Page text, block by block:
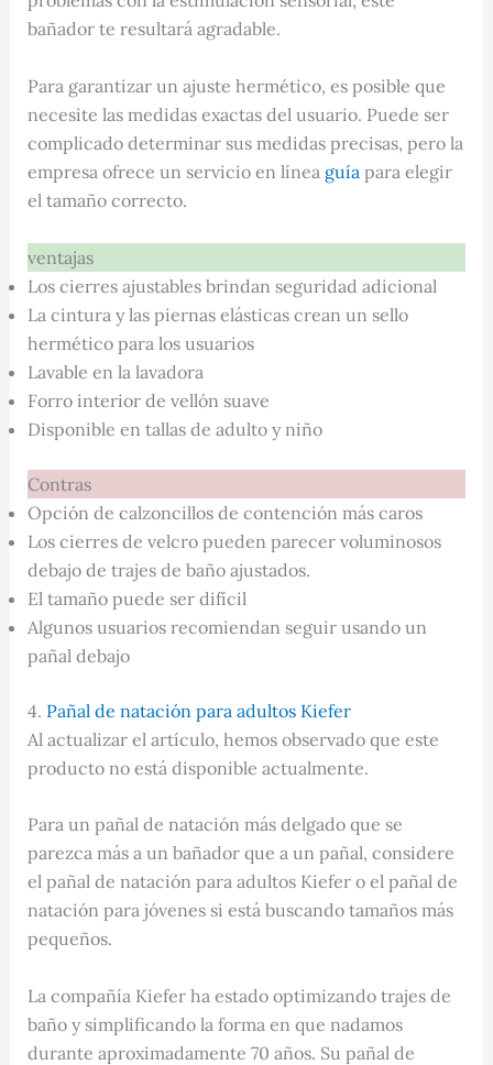
bañador te resultará agradable.
Para garantizar un ajuste hermético, es posible que
necesite las medidas exactas del usuario. Puede ser
complicado determinar sus medidas precisas, pero la
empresa ofrece un servicio en línea guía para elegir
el tamaño correcto.
ventajas
Los cierres ajustables brindan seguridad adicional
La cintura y las piernas elásticas crean un sello
hermético para los usuarios
Lavable en la lavadora
Forro interior de vellón suave
Disponible en tallas de adulto y niño
Contras
Opción de calzoncillos de contención más caros
Los cierres de velcro pueden parecer voluminosos
debajo de trajes de baño ajustados.
El tamaño puede ser difícil
Algunos usuarios recomiendan seguir usando un
pañal debajo
4. Pañal de natación para adultos Kiefer
Al actualizar el artículo, hemos observado que este
producto no está disponible actualmente.
Para un pañal de natación más delgado que se
parezca más a un bañador que a un pañal, considere
el pañal de natación para adultos Kiefer o el pañal de
natación para jóvenes si está buscando tamaños más
pequeños.
La compañía Kiefer ha estado optimizando trajes de
baño y simplificando la forma en que nadamos
durante aproximadamente 70 años. Su pañal de